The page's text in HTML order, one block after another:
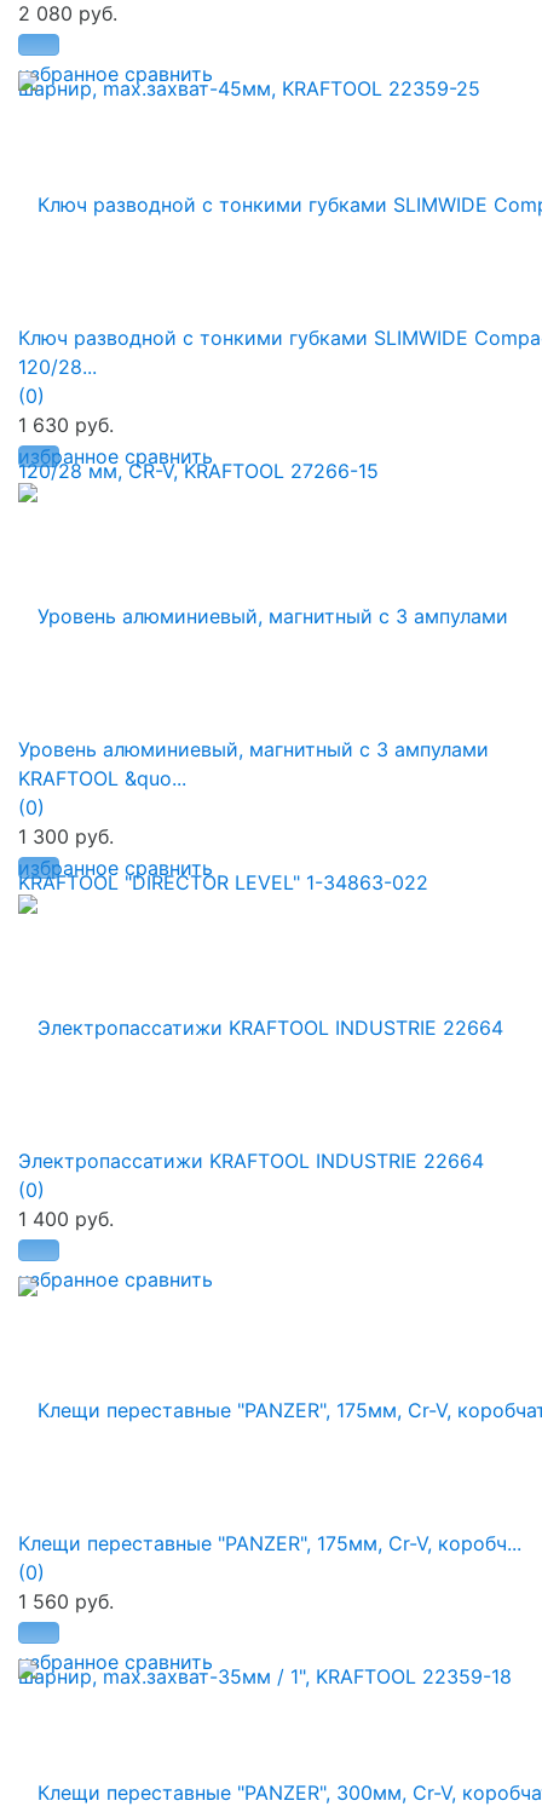
избранное сравнить
2 080 руб.
избранное сравнить
Ключ разводной с тонкими губками SLIMWIDE
120/28...
(0)
1 630 руб.
избранное сравнить
Уровень алюминиевый, магнитный с 3 ампулами
KRAFTOOL &quo...
(0)
1 300 руб.
избранное сравнить
Электропассатижи KRAFTOOL INDUSTRIE 22664
(0)
1 400 руб.
избранное сравнить
Клещи переставные "PANZER", 175мм, Cr-V, коробч...
(0)
1 560 руб.